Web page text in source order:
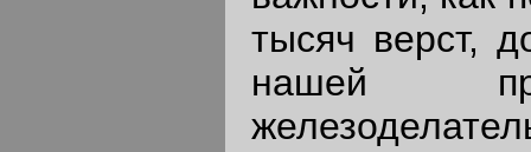
тысяч верст,
нашей